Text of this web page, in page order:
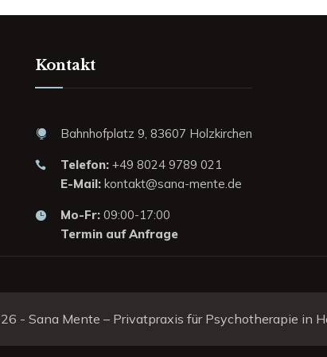
Kontakt
Bahnhofplatz 9, 83607 Holzkirchen
Telefon: +49 8024 9789 021
E-Mail: kontakt@sana-mente.de
Mo-Fr: 09:00-17:00
Termin auf Anfrage
- Sana Mente – Privatpraxis für Psychotherapie in